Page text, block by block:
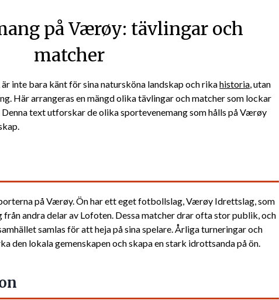
på Værøy: tävlingar och
matcher
inte bara känt för sina natursköna landskap och rikahistoria, utan
Här arrangeras en mängd olika tävlingar och matcher som lockar
text utforskar de olika sportevenemang som hålls på Værøy
på Værøy. Ön har ett eget fotbollslag, Værøy Idrettslag, som
andra delar av Lofoten. Dessa matcher drar ofta stor publik, och
samlas för att heja på sina spelare. Årliga turneringar och
den lokala gemenskapen och skapa en stark idrottsanda på ön.